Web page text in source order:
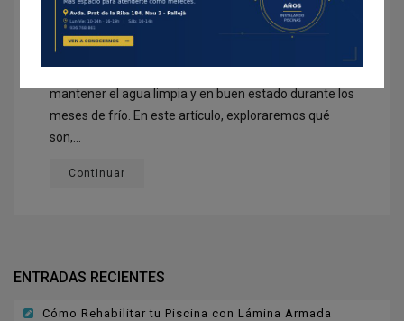
CUBIERTAS TELESCÓPICAS
REHABILITACIÓN
Con la llegada del invierno, el cuidado de tu piscina no
debe quedar en segundo plano. Los invernadores
mantener el agua limpia y en buen estado durante los
meses de frío. En este artículo, exploraremos qué
son,...
Continuar
ENTRADAS RECIENTES
Cómo Rehabilitar tu Piscina con Lámina Armada